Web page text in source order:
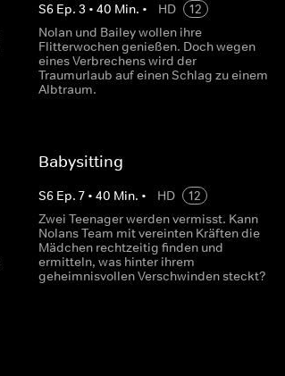
S6 Ep. 3 • 40 Min. • HD
12
Nolan und Bailey wollen ihre
Flitterwochen genießen. Doch wegen
eines Verbrechens wird der
Traumurlaub auf einen Schlag zu einem
Albtraum.
Babysitting
S6 Ep. 7• 40 Min. • HD
12
Zwei Teenager werden vermisst. Kann
Nolans Team mit vereinten Kräften die
Mädchen rechtzeitig finden und
ermitteln, was hinter ihrem
geheimnisvollen Verschwinden steckt?